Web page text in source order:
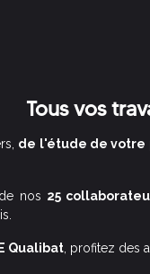
Tous vos
de l'étude de votre
nos 25
Qualibat , profitez des